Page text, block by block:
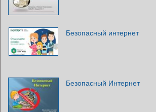
Безопасный интернет
Безопасный Интернет